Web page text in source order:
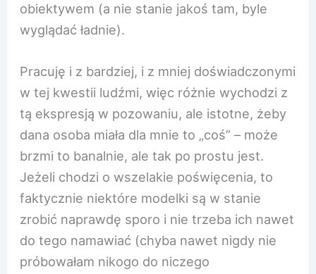
obiektywem (a nie stanie jakoś tam, byle
wyglądać ładnie).
Pracuję i z bardziej, i z mniej doświadczonymi
w tej kwestii ludźmi, więc różnie wychodzi z
tą ekspresją w pozowaniu, ale istotne, żeby
dana osoba miała dla mnie to „coś” – może
brzmi to banalnie, ale tak po prostu jest.
Jeżeli chodzi o wszelakie poświęcenia, to
faktycznie niektóre modelki są w stanie
zrobić naprawdę sporo i nie trzeba ich nawet
do tego namawiać (chyba nawet nigdy nie
próbowałam nikogo do niczego